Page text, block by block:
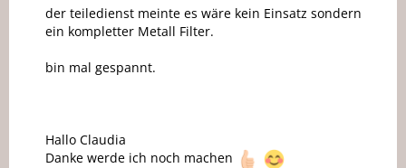
der teiledienst meinte es wäre kein Einsatz sondern
ein kompletter Metall Filter.
bin mal gespannt.
Hallo Claudia
Danke werde ich noch machen